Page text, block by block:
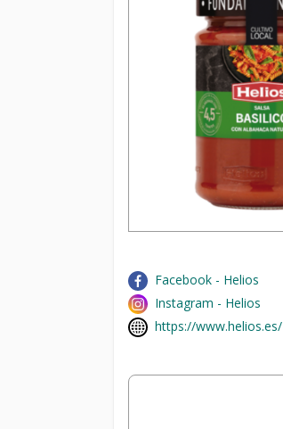
Facebook - Helios
Instagram - Helios
https://www.helios.es/